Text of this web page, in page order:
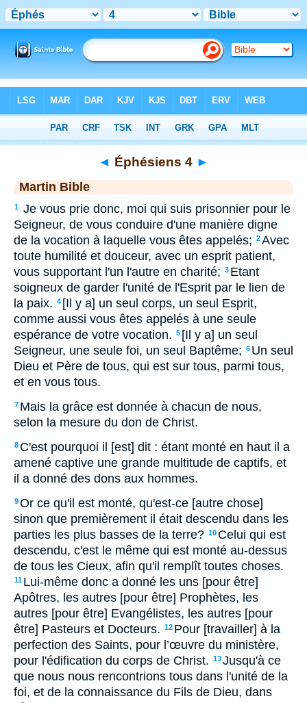
> Éphésiens 4
◄ Éphésiens 4 ►
Martin Bible
1 Je vous prie donc, moi qui suis prisonnier pour le
Seigneur, de vous conduire d'une manière digne
de la vocation à laquelle vous êtes appelés; 2Avec
toute humilité et douceur, avec un esprit patient,
vous supportant l'un l'autre en charité; 3 Etant
soigneux de garder l'unité de l'Esprit par le lien de
la paix. 4 [Il y a] un seul corps, un seul Esprit,
comme aussi vous êtes appelés à une seule
espérance de votre vocation. 5 [Il y a] un seul
Seigneur, une seule foi, un seul Baptême; 6 Un seul
Dieu et Père de tous, qui est sur tous, parmi tous,
et en vous tous.
7 Mais la grâce est donnée à chacun de nous,
selon la mesure du don de Christ.
8 C'est pourquoi il [est] dit : étant monté en haut il a
amené captive une grande multitude de captifs, et
il a donné des dons aux hommes.
9Or ce qu'il est monté, qu'est-ce [autre chose]
sinon que premièrement il était descendu dans les
parties les plus basses de la terre? 10 Celui qui est
descendu, c'est le même qui est monté au-dessus
de tous les Cieux, afin qu'il remplît toutes choses.
11 Lui-même donc a donné les uns [pour être]
Apôtres, les autres [pour être] Prophètes, les
autres [pour être] Evangélistes, les autres [pour
être] Pasteurs et Docteurs. 12 Pour [travailler] à la
perfection des Saints, pour l’œuvre du ministère,
pour l'édification du corps de Christ. 13Jusqu'à ce
que nous nous rencontrions tous dans l'unité de la
foi, et de la connaissance du Fils de Dieu, dans